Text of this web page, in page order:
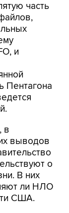
часть
и
Пентагона
в
выводов
о
В них
ли НЛО
США.